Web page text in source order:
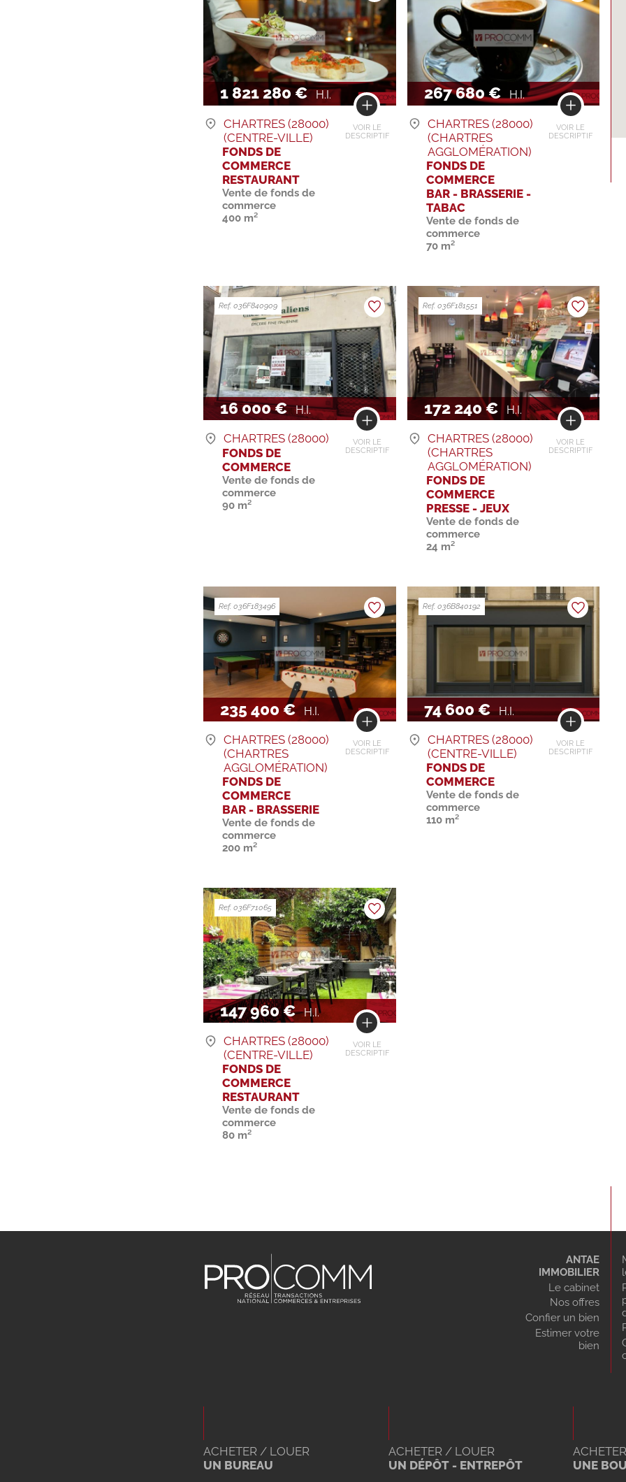
1 821 280 € H.I.
VOIR LE
DESCRIPTIF
CHARTRES (28000)
(CENTRE-VILLE)
FONDS DE
COMMERCE
RESTAURANT
Vente de fonds de
commerce
400 m²
267 680 € H.I.
VOIR LE
DESCRIPTIF
CHARTRES (28000)
(CHARTRES
AGGLOMÉRATION)
FONDS DE
COMMERCE
BAR - BRASSERIE -
TABAC
Vente de fonds de
commerce
70 m²
16 000 € H.I.
VOIR LE
DESCRIPTIF
Ref. 036F840909
CHARTRES (28000)
FONDS DE
COMMERCE
Vente de fonds de
commerce
90 m²
172 240 € H.I.
VOIR LE
DESCRIPTIF
Ref. 036F181551
CHARTRES (28000)
(CHARTRES
AGGLOMÉRATION)
FONDS DE
COMMERCE
PRESSE - JEUX
Vente de fonds de
commerce
24 m²
235 400 € H.I.
VOIR LE
DESCRIPTIF
Ref. 036F183496
CHARTRES (28000)
(CHARTRES
AGGLOMÉRATION)
FONDS DE
COMMERCE
BAR - BRASSERIE
Vente de fonds de
commerce
200 m²
74 600 € H.I.
VOIR LE
DESCRIPTIF
Ref. 036B840192
CHARTRES (28000)
(CENTRE-VILLE)
FONDS DE
COMMERCE
Vente de fonds de
commerce
110 m²
147 960 € H.I.
VOIR LE
DESCRIPTIF
Ref. 036F71065
CHARTRES (28000)
(CENTRE-VILLE)
FONDS DE
COMMERCE
RESTAURANT
Vente de fonds de
commerce
80 m²
ANTAE
IMMOBILIER
Le cabinet
Nos offres
Confier un bien
Estimer votre
bien
ACHETER / LOUER
UN BUREAU
ACHETER / LOUER
UN DÉPÔT - ENTREPÔT
UNE